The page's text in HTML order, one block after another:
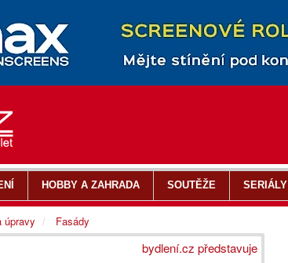
bydlení.cz představuje
HOBBY A ZAHRADA SOUTĚŽE SERIÁLY
úpravy Fasády